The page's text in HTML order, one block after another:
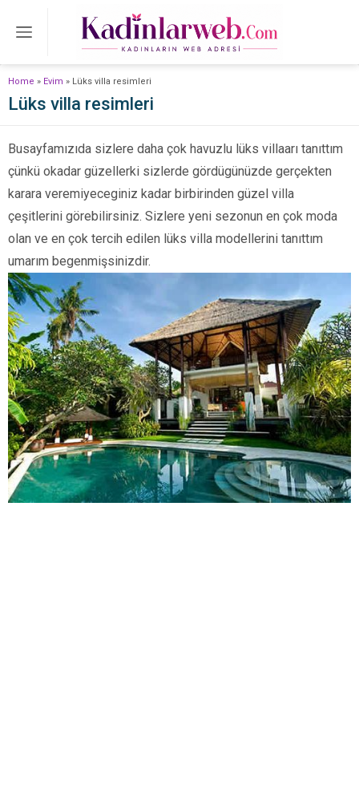
Home » Evim » Lüks villa resimleri
Lüks villa resimleri
Busayfamızıda sizlere daha çok havuzlu lüks villaarı tanıttım
çünkü okadar güzellerki sizlerde gördügünüzde gerçekten
karara veremiyeceginiz kadar birbirinden güzel villa
çeşitlerini görebilirsiniz. Sizlere yeni sezonun en çok moda
olan ve en çok tercih edilen lüks villa modellerini tanıttım
umarım begenmişsinizdir.